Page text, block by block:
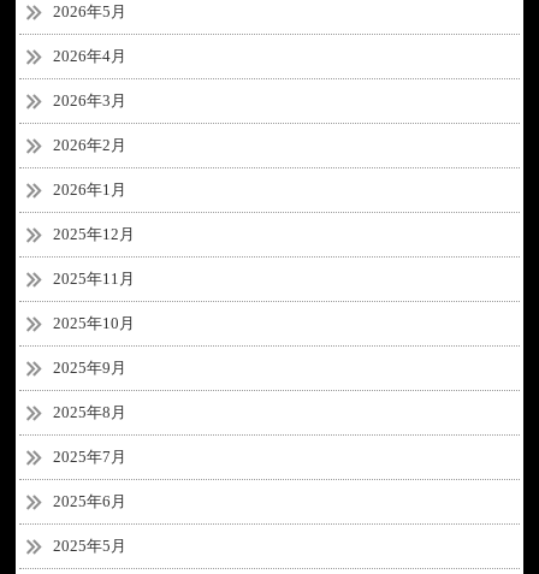
2026年5月
2026年4月
2026年3月
2026年2月
2026年1月
2025年12月
2025年11月
2025年10月
2025年9月
2025年8月
2025年7月
2025年6月
2025年5月